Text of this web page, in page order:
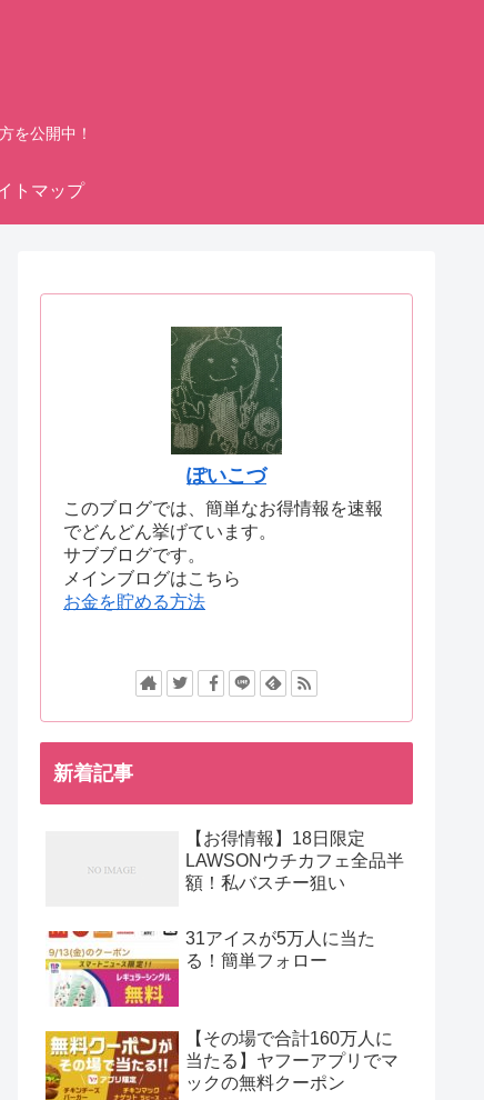
を公開中！
トマップ
ぽいこづ
このブログでは、簡単なお得情報を速報
でどんどん挙げています。
サブブログです。
メインブログはこちら
お金を貯める方法
新着記事
【お得情報】18日限定
LAWSONウチカフェ全品半
額！私バスチー狙い
31アイスが5万人に当た
る！簡単フォロー
【その場で合計160万人に
当たる】ヤフーアプリでマ
ックの無料クーポン